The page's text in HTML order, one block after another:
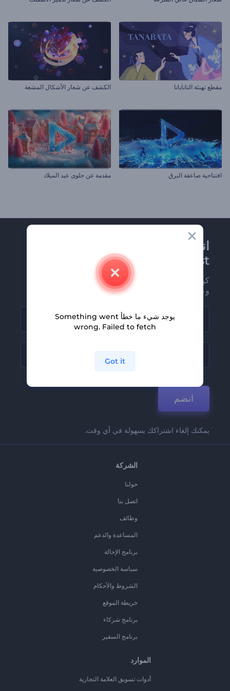
مقطع تهنئة التاناباتا الكشف عن شعار الأشكال المشعة
افتتاحية صاعقة البرق مقدمة عن حلوى عيد الميلاد
انضم إلى نشرة
Renderforest الإخبارية
كن من بين أوائل من يستلمون أحدث أخبارنا
وعروضنا
انضم
يمكنك إلغاء اشتراكك بسهولة في أي وقت.
الشركة
حولنا
اتصل بنا
وظائف
المساعدة والدعم
برنامج الإحالة
سياسة الخصوصية
الشروط والأحكام
خريطة الموقع
برنامج شركاء
برنامج السفير
الموارد
أدوات تسويق العلامة التجارية
يوجد شيء ما خطأ Something went
wrong. Failed to fetch
Got it